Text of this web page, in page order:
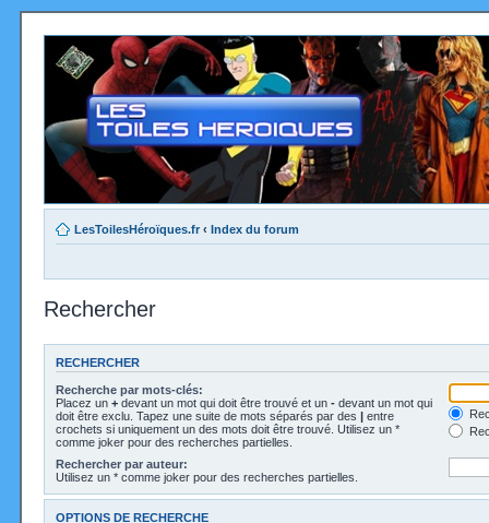
LesToilesHéroïques.fr ‹ Index du forum
Rechercher
RECHERCHER
Recherche par mots-clés:
Placez un + devant un mot qui doit être trouvé et un - devant un mot qui
doit être exclu. Tapez une suite de mots séparés par des | entre
crochets si uniquement un des mots doit être trouvé. Utilisez un *
comme joker pour des recherches partielles.
Rechercher par auteur:
Utilisez un * comme joker pour des recherches partielles.
OPTIONS DE RECHERCHE